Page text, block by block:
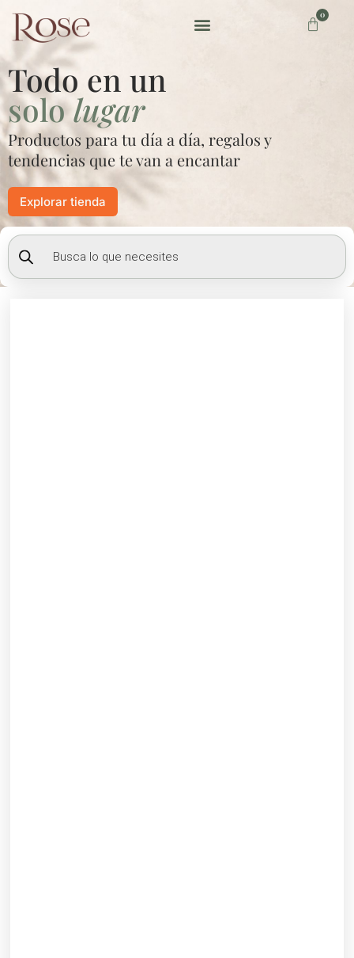
contenido
0
Carrito
Todo en un
sololugar
Productos para tu día a día, regalos y
tendencias que te van a encantar
Explorar tienda
Búsqueda
de
productos